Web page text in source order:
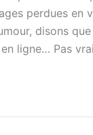
perdues
disons
ligne… Pas